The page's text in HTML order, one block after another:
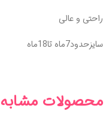
راحتی و عالی
سایزحدود7ماه تا18ماه
محصولات مشابه